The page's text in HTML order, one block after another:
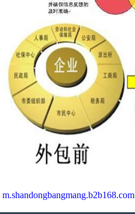
m.shandongbangmang.b2b168.com